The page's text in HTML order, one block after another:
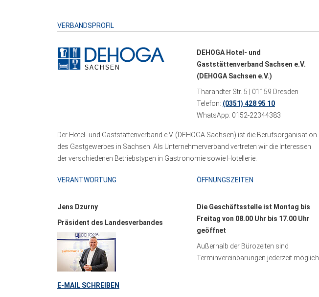
VERBANDSPROFIL
DEHOGA Hotel- und
Gaststättenverband Sachsen e.V.
(DEHOGA Sachsen e.V.)
Tharandter Str. 5 | 01159 Dresden
Telefon: (0351) 428 95 10
WhatsApp: 0152-22344383
Der Hotel- und Gaststättenverband e.V. (DEHOGA Sachsen) ist die Berufsorganisation
des Gastgewerbes in Sachsen. Als Unternehmerverband vertreten wir die Interessen
der verschiedenen Betriebstypen in Gastronomie sowie Hotellerie.
VERANTWORTUNG
Jens Dzurny
Präsident des Landesverbandes
E-MAIL SCHREIBEN
ÖFFNUNGSZEITEN
Die Geschäftsstelle ist Montag bis
Freitag von 08.00 Uhr bis 17.00 Uhr
geöffnet
Außerhalb der Bürozeiten sind
Terminvereinbarungen jederzeit möglich.